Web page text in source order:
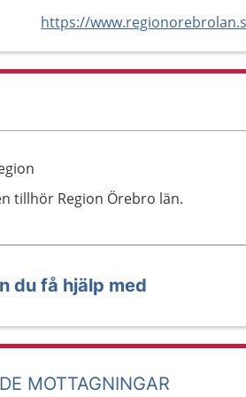
tillhör Region Örebro län.
du få hjälp med
MOTTAGNINGAR